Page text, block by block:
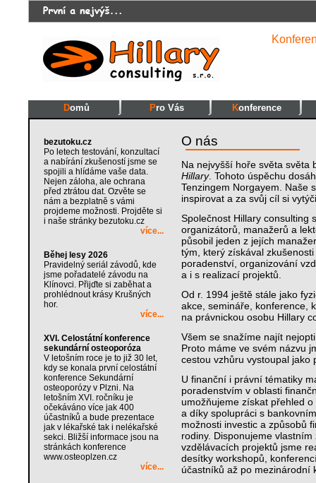
Konference
Pro Vás
Domů
bezutoku.cz
Po letech testování, konzultací
a nabírání zkušeností jsme se
spojili a hlídáme vaše data.
Nejen záloha, ale ochrana
před ztrátou dat. Ozvěte se
nám a bezplatně s vámi
projdeme možnosti. Projděte si
i naše stránky bezutoku.cz
více...
Běhej lesy 2026
Pravidelný seriál závodů, kde
jsme pořadatelé závodu na
Klínovci. Přijďte si zaběhat a
prohlédnout krásy Krušných
hor.
více...
XVI. Celostátní konference
sekundární osteoporóza
V letošním roce je to již 30 let,
kdy se konala první celostátní
konference Sekundární
osteoporózy v Plzni. Na
letošním XVI. ročníku je
očekáváno více jak 400
účastníků a bude prezentace
jak v lékařské tak i nelékařské
sekci. Bližší informace jsou na
stránkách konference
www.osteoplzen.cz
více...
O nás
Na nejvyšší hoře světa světa
Hillary. Tohoto úspěchu
Tenzingem Norgayem. Naše
inspirovat a za svůj cíl si
Společnost Hillary consulting
organizátorů, manažerů a
působil jeden z jejích
tým, který získával
poradenství, organizování
a i s realizací projektů.
Od r. 1994 ještě stále jako
akce, semináře, konference,
na právnickou osobu Hillary
Všem se snažíme najít
Proto máme ve svém názvu
cestou vzhůru vystoupal jako
U finanční i právní tématiky
poradenstvím v oblasti
umožňujeme získat přehled
a díky spolupráci s
možnosti investic a způsobů
rodiny. Disponujeme
vzdělávacích projektů jsme
desítky workshopů,
účastníků až po mezinárodní